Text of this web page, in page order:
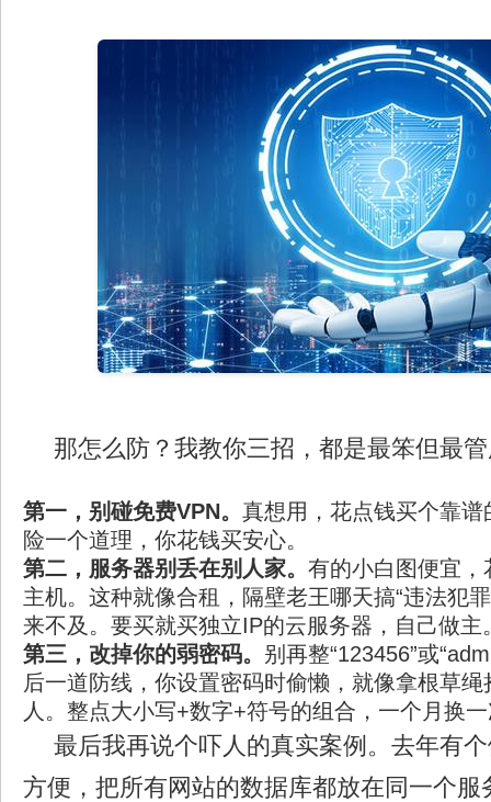
那怎么防？我教你三招，都是最笨但最
第一，别碰免费VPN。 真想用，花点钱买个靠
险一个道理，你花钱买安心。
第二，服务器别丢在别人家。 有的小白图便宜
主机。这种就像合租，隔壁老王哪天搞“违法犯
来不及。要买就买独立IP的云服务器，自己做主
第三，改掉你的弱密码。 别再整“123456”或
后一道防线，你设置密码时偷懒，就像拿根草
人。整点大小写+数字+符号的组合，一个月换
最后我再说个吓人的真实案例。去年有
方便，把所有网站的数据库都放在同一个服